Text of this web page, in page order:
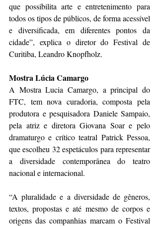
que possibilita arte e entretenimento para
todos os tipos de públicos, de forma acessível
e diversificada, em diferentes pontos da
cidade”, explica o diretor do Festival de
Curitiba, Leandro Knopfholz.
Mostra Lúcia Camargo
A Mostra Lucia Camargo, a principal do
FTC, tem nova curadoria, composta pela
produtora e pesquisadora Daniele Sampaio,
pela atriz e diretora Giovana Soar e pelo
dramaturgo e crítico teatral Patrick Pessoa,
que escolheu 32 espetáculos para representar
a diversidade contemporânea do teatro
nacional e internacional.
“A pluralidade e a diversidade de gêneros,
textos, propostas e até mesmo de corpos e
origens das companhias marcam o Festival